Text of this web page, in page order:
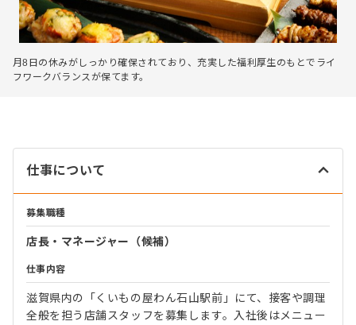
月8日の休みがしっかり確保されており、充実した福利厚生のもとでライ
フワークバランスが保てます。
仕事について
募集職種
店長・マネージャー（候補）
仕事内容
滋賀県内の「くいもの屋わん石山駅前」にて、接客や調理
全般を担う店舗スタッフを募集します。入社後はメニュー